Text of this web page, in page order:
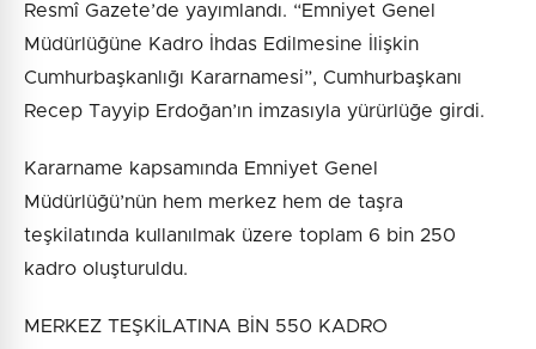
Resmî Gazete’de yayımlandı. “Emniyet Genel
Müdürlüğüne Kadro İhdas Edilmesine İlişkin
Cumhurbaşkanlığı Kararnamesi”, Cumhurbaşkanı
Recep Tayyip Erdoğan’ın imzasıyla yürürlüğe girdi.
Kararname kapsamında Emniyet Genel
Müdürlüğü’nün hem merkez hem de taşra
teşkilatında kullanılmak üzere toplam 6 bin 250
kadro oluşturuldu.
MERKEZ TEŞKİLATINA BİN 550 KADRO